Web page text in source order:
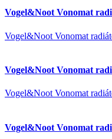
Vogel&Noot Vonomat
Vogel&Noot Vonomat
Vogel&Noot Vonomat
Vogel&Noot Vonomat
Vogel&Noot Vonomat